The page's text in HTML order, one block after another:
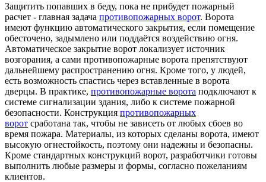
Защитить попавших в беду, пока не прибудет пожарный
расчет - главная задача противопожарных ворот. Ворота
имеют функцию автоматического закрытия, если помещение
обесточено, задымлено или поддаётся воздействию огня.
Автоматическое закрытие ворот локализует источник
возгорания, а сами противопожарные ворота препятствуют
дальнейшему распространению огня. Кроме того, у людей,
есть возможность спастись через вставленные в ворота
дверцы. В практике, противопожарные ворота подключают к
системе сигнализации здания, либо к системе пожарной
безопасности. Конструкция противопожарных
ворот сработана так, чтобы не зависеть от любых сбоев во
время пожара. Материалы, из которых сделаны ворота, имеют
высокую огнестойкость, поэтому они надежны и безопасны.
Кроме стандартных конструкций ворот, разработчики готовы
выполнить любые размеры и формы, согласно пожеланиям
клиентов.